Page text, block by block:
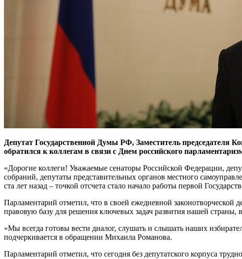
Депутат Государственной Думы РФ, Заместитель председателя
обратился к коллегам в связи с Днем российского
«Дорогие коллеги! Уважаемые сенаторы Российской Федерации,
собраний, депутаты представительных органов местного
ста лет назад – точкой отсчета стало начало работы первой
Парламентарий отметил, что в своей ежедневной законотворческой
правовую базу для решения ключевых задач развития нашей
«Мы всегда готовы вести диалог, слушать и слышать наших
подчеркивается в обращении Михаила Романова.
Парламентарий отметил, что сегодня без депутатского корпуса